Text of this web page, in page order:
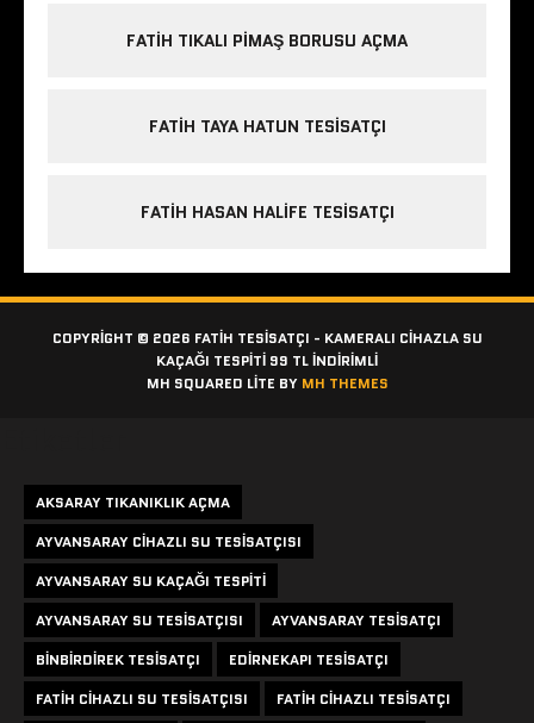
FATIH TIKALI PIMAŞ BORUSU AÇMA
FATIH TAYA HATUN TESISATÇI
FATIH HASAN HALIFE TESISATÇI
COPYRIGHT © 2026 FATIH TESISATÇI - KAMERALI CIHAZLA SU
KAÇAĞI TESPITI 99 TL İNDİRİMLİ
MH SQUARED LITE BY MH THEMES
AKSARAY TIKANIKLIK AÇMA
AYVANSARAY CIHAZLI SU TESISATÇISI
AYVANSARAY SU KAÇAĞI TESPITI
AYVANSARAY SU TESISATÇISI
AYVANSARAY TESISATÇI
BINBIRDIREK TESISATÇI
EDIRNEKAPI TESISATÇI
FATIH CIHAZLI SU TESISATÇISI
FATIH CIHAZLI TESISATÇI